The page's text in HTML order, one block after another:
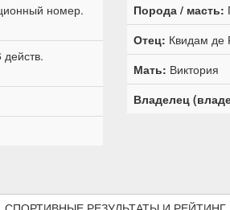
номер.
Порода / масть:
Отец: Квидам де
Мать: Виктория
Владелец